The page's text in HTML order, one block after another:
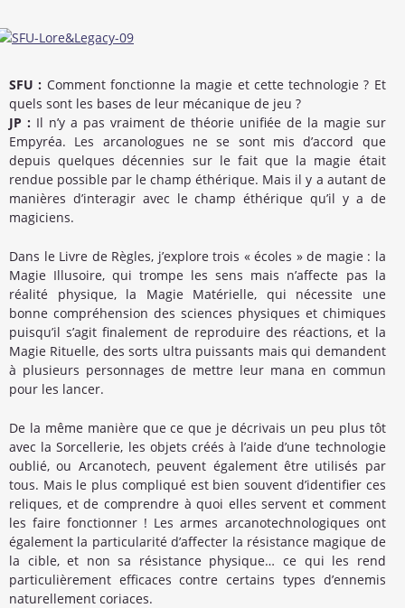
SFU : Comment fonctionne la magie et cette technologie ? Et
quels sont les bases de leur mécanique de jeu ?
JP : Il n’y a pas vraiment de théorie unifiée de la magie sur
Empyréa. Les arcanologues ne se sont mis d’accord que
depuis quelques décennies sur le fait que la magie était
rendue possible par le champ éthérique. Mais il y a autant de
manières d’interagir avec le champ éthérique qu’il y a de
magiciens.
Dans le Livre de Règles, j’explore trois « écoles » de magie : la
Magie Illusoire, qui trompe les sens mais n’affecte pas la
réalité physique, la Magie Matérielle, qui nécessite une
bonne compréhension des sciences physiques et chimiques
puisqu’il s’agit finalement de reproduire des réactions, et la
Magie Rituelle, des sorts ultra puissants mais qui demandent
à plusieurs personnages de mettre leur mana en commun
pour les lancer.
De la même manière que ce que je décrivais un peu plus tôt
avec la Sorcellerie, les objets créés à l’aide d’une technologie
oublié, ou Arcanotech, peuvent également être utilisés par
tous. Mais le plus compliqué est bien souvent d’identifier ces
reliques, et de comprendre à quoi elles servent et comment
les faire fonctionner ! Les armes arcanotechnologiques ont
également la particularité d’affecter la résistance magique de
la cible, et non sa résistance physique… ce qui les rend
particulièrement efficaces contre certains types d’ennemis
naturellement coriaces.